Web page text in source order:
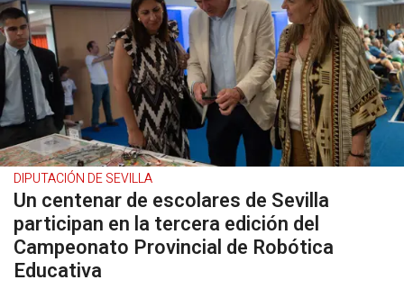
DIPUTACIÓN DE SEVILLA
Un centenar de escolares de Sevilla
participan en la tercera edición del
Campeonato Provincial de Robótica
Educativa